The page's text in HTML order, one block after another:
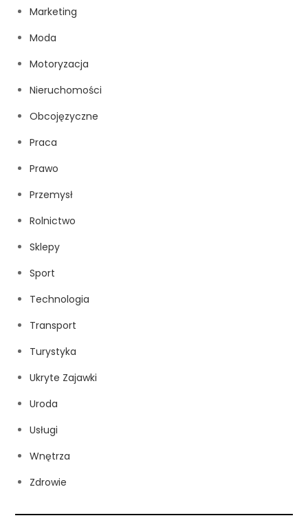
Marketing
Moda
Motoryzacja
Nieruchomości
Obcojęzyczne
Praca
Prawo
Przemysł
Rolnictwo
Sklepy
Sport
Technologia
Transport
Turystyka
Ukryte Zajawki
Uroda
Usługi
Wnętrza
Zdrowie